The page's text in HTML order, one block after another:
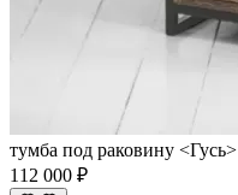
тумба под раковину <Гусь>
112 000 ₽